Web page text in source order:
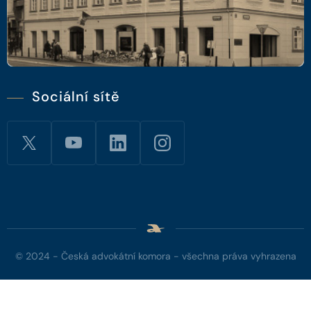
Sociální sítě
© 2024 - Česká advokátní komora - všechna práva vyhrazena